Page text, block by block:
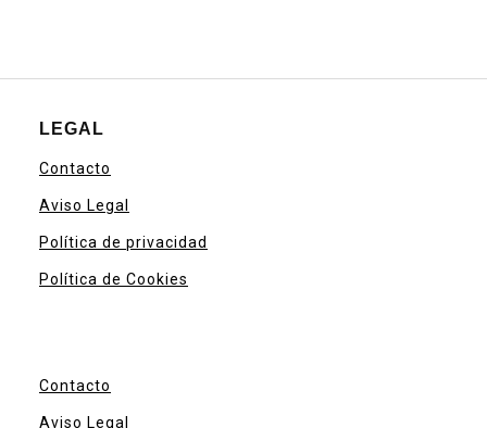
LEGAL
Contacto
Aviso Legal
Política de privacidad
Política de Cookies
Contacto
Aviso Legal